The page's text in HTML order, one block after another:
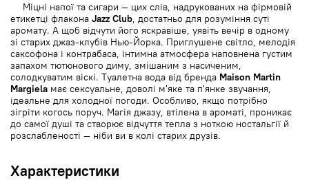
Міцні напої та сигари — цих слів, надрукованих на фірмовій
етикетці флакона Jazz Club, достатньо для розуміння суті
аромату. А щоб відчути його яскравіше, уявіть вечір в одному
зі старих джаз-клубів Нью-Йорка. Приглушене світло, мелодія
саксофона і контрабаса, інтимна атмосфера наповнена густим
запахом тютюнового диму, змішаним з насиченим,
солодкуватим віскі. Туалетна вода від бренда Maison Martin
Margiela має сексуальне, доволі м'яке та п'янке звучання,
ідеальне для холодної погоди. Особливо, якщо потрібно
зігріти когось поруч. Магія джазу, втілена в ароматі, проникає
до самої душі та створює відчуття тепла з ноткою ностальгії й
розслабленості — ніби ви в колі старих друзів.
Характеристики